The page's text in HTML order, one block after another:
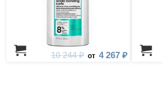
10 244 ₽ от 4 267 ₽